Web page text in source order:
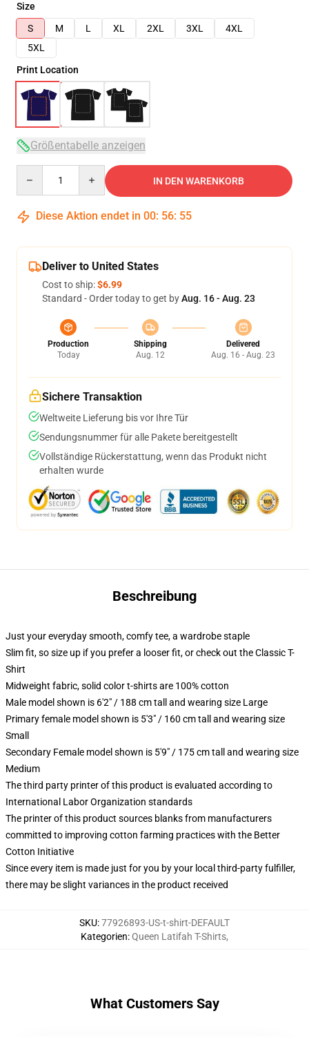
Size
S
M L XL 2XL 3XL
4XL
5XL
Print Location
Größentabelle anzeigen
IN DEN WARENKORB
Diese Aktion endet in 00: 56: 54
Deliver to United States
Cost to ship:$6.99
Standard - Order today to get byAug. 16 - Aug. 23
Production
Today
Shipping
Aug. 12
Delivered
Aug. 16 - Aug. 23
Sichere Transaktion
Weltweite Lieferung bis vor Ihre Tür
Sendungsnummer für alle Pakete bereitgestellt
Vollständige Rückerstattung, wenn das Produkt nicht
erhalten wurde
Beschreibung
Just your everyday smooth, comfy tee, a wardrobe staple
Slim fit, so size up if you prefer a looser fit, or check out the Classic T-
Shirt
Midweight fabric, solid color t-shirts are 100% cotton
Male model shown is 6'2" / 188 cm tall and wearing size Large
Primary female model shown is 5'3" / 160 cm tall and wearing size
Small
Secondary Female model shown is 5'9" / 175 cm tall and wearing size
Medium
The third party printer of this product is evaluated according to
International Labor Organization standards
The printer of this product sources blanks from manufacturers
committed to improving cotton farming practices with the Better
Cotton Initiative
Since every item is made just for you by your local third-party fulfiller,
there may be slight variances in the product received
SKU:77926893-US-t-shirt-DEFAULT
Kategorien:Queen Latifah T-Shirts,
What Customers Say